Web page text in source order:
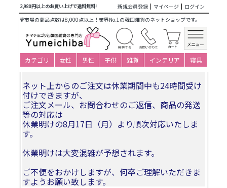
3,980円以上のお買い上げで送料無料! 新規会員登録 マイページ
ログイン
夢市場の商品点数は8,000点以上！業界No.1の韓国雑貨のネットショップです。
カテゴリ 女性 男性 子供 雑貨 インテリア 寝具
商品カテゴリ一覧>特集> 二十歳の集いにおすすめ衣装
夏季休業についてお知らせ
誠に勝手ながら、2026年8月11日(火)〜2026年8月
16日（日）まで休業期間とさせていただきます。
ネット上からのご注文は休業期間中も24時間受け
付けできますが、
ご注文メール、お問合わせのご返信、商品の発送
等の対応は
休業明けの8月17日（月）より順次対応いたしま
す。
休業明けは大変混雑が予想されます。
ご不便をおかけしますが、何卒ご理解いただきま
すようお願い致します。